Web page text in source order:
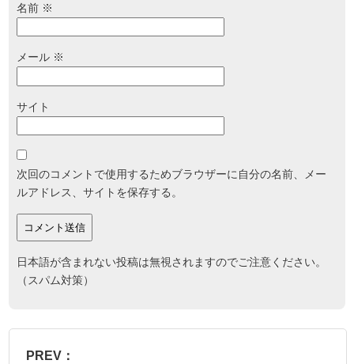
名前 ※
メール ※
サイト
次回のコメントで使用するためブラウザーに自分の名前、メー
ルアドレス、サイトを保存する。
日本語が含まれない投稿は無視されますのでご注意ください。
（スパム対策）
PREV：